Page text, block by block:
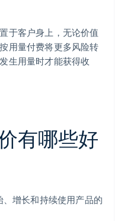
于客户身上，无论价值
用量付费将更多风险转
生用量时才能获得收
有哪些好
增长和持续使用产品的